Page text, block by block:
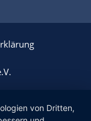
von Dritten,